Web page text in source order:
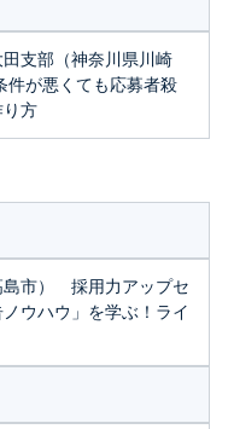
支部（神奈川県川崎
件が悪くても応募者殺
り方
島市） 採用力アップセ
ウハウ」を学ぶ！ライ